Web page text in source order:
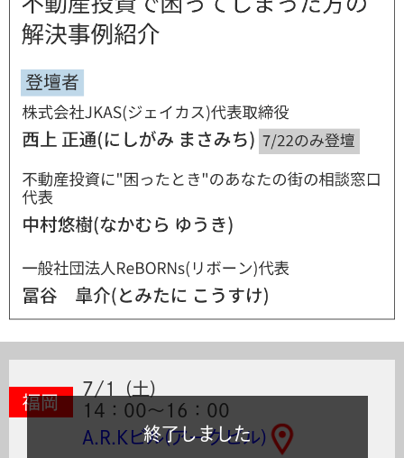
終了しました
福岡
7/1
(土)
14：00～16：00
A.R.Kビル(アークビル)